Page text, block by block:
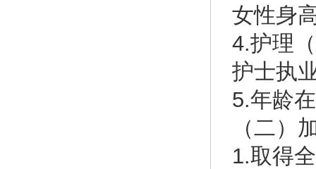
女性身
4.护理
护士执
5.年龄
（二）
1.取得